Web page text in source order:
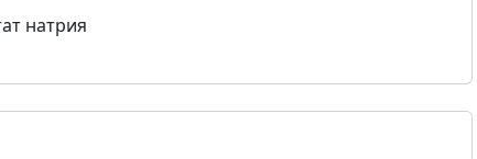
натрия